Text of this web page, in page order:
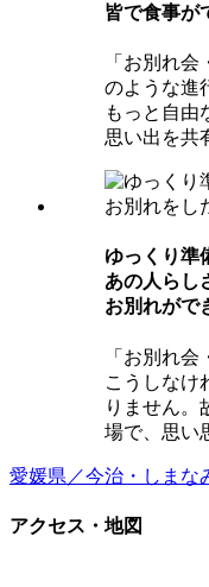
皆で⾷事が
「お別れ
のような進
もっと自由
思い出を共
ゆっくり準
あの⼈らし
お別れがで
「お別れ
こうしなけ
りません。
場で、思い
愛媛県／今治・しまな
アクセス・地図